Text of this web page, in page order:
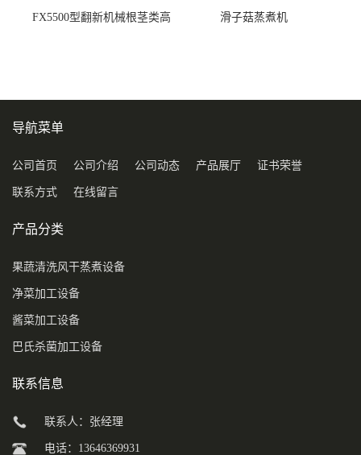
FX5500型翻新机械根茎类高
滑子菇蒸煮机
导航菜单
公司首页 公司介绍 公司动态 产品展厅 证书荣誉
联系方式 在线留言
产品分类
果蔬清洗风干蒸煮设备
净菜加工设备
酱菜加工设备
巴氏杀菌加工设备
联系信息
联系人：张经理
电话：13646369931